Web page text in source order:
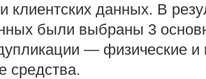
клиентских данных. В
были выбраны 3
— физические
средства.